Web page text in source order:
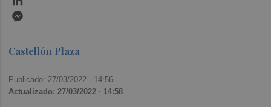
Castellón Plaza
Publicado: 27/03/2022 · 14:56
Actualizado: 27/03/2022 · 14:58